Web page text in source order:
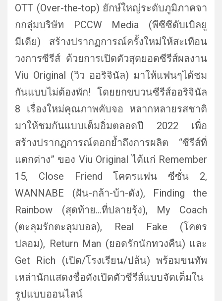
OTT (Over-the-top) ยักษ์ใหญ่ระดับภูมิภาคจา
กกลุ่มบริษัท PCCW Media (พีซีซีดับเบิลยู
มีเดีย) สร้างปรากฏการณ์ครั้งใหม่ให้สะเทือน
วงการซีรีส์ ด้วยการเปิดตัวสุดยอดซีรีส์ผลงาน
Viu Original (วิว ออริจินัล) มาให้แฟนๆได้ชม
กันแบบไม่ต้องพัก! โดยยกขบวนซีรีส์ออริจินัล
8 เรื่องใหม่คุณภาพคับจอ หลากหลายรสชาติ
มาให้ชมกันแบบเต็มอิ่มตลอดปี 2022 เพื่อ
สร้างปรากฏการณ์ตอกย้ำถึงการผลิต “ซีรีส์ที่
แตกต่าง” ของ Viu Original ได้แก่ Remember
15, Close Friend โคตรแฟน ซีซั่น 2,
WANNABE (ฝัน-กล้า-บ้า-ดัง), Finding the
Rainbow (สุดท้าย…ที่ปลายรุ้ง), My Coach
(ตะลุมรักตะลุมบอล), Real Fake (โคตร
ปลอม), Return Man (ยอดรักนักทวงคืน) และ
Get Rich (เปิด/โรงเรียน/ปล้น) พร้อมขนทัพ
เหล่านักแสดงชื่อดังเปิดตัวซีรีส์แบบจัดเต็มใน
รูปแบบออนไลน์